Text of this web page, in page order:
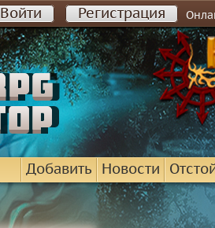
Войти Регистрация
Добавить Новости